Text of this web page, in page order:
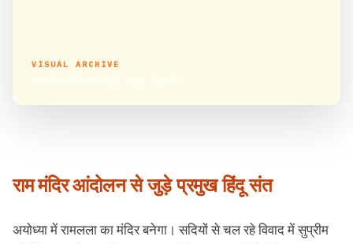
VISUAL ARCHIVE
राम मंदिर आंदोलन से जुड़े प्रमुख हिंदू संत
अयोध्या में रामलला का मंदिर बनेगा। सदियों से चल रहे विवाद में सुप्रीम